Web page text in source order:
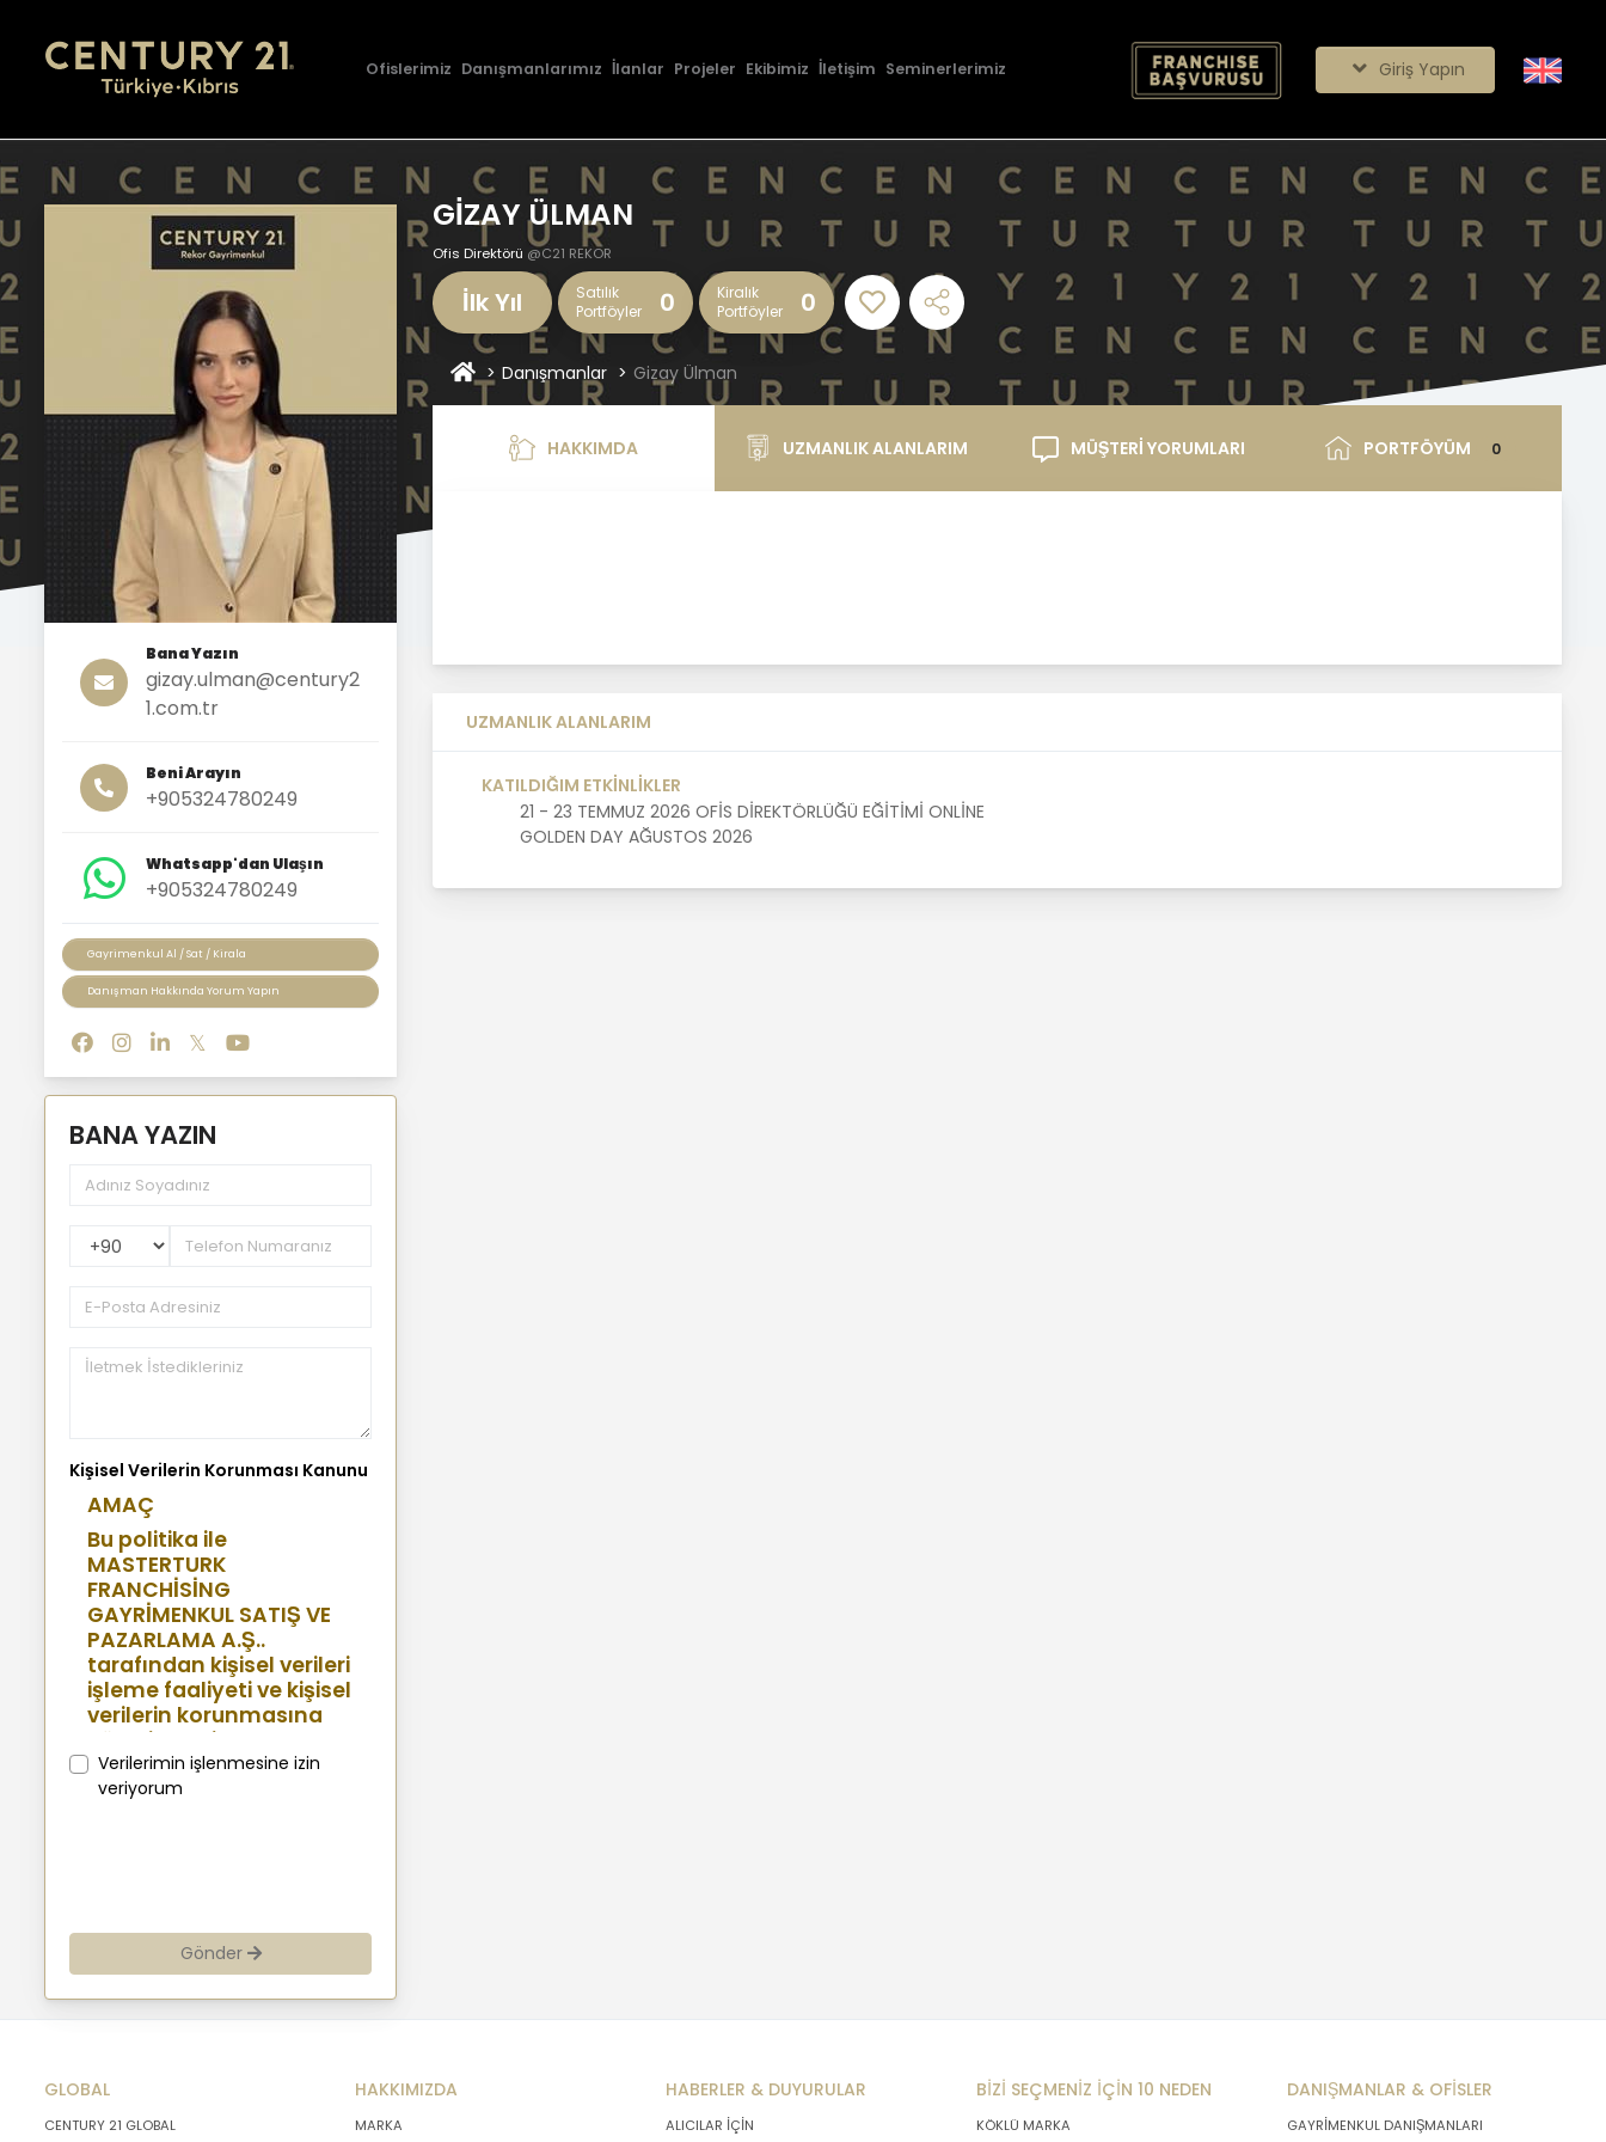
Ofislerimiz Danışmanlarımız İlanlar Projeler Ekibimiz İletişim Seminerlerimiz Giriş Yapın
GİZAY ÜLMAN
Ofis Direktörü @C21 REKOR
İlk Yıl
Satılık
Portföyler
0
Kiralık
Portföyler
0
Danışmanlar Gizay Ülman
Bana Yazın
gizay.ulman@century2
1.com.tr
Beni Arayın
+905324780249
Whatsapp'dan Ulaşın
+905324780249
Gayrimenkul Al / Sat / Kirala
Danışman Hakkında Yorum Yapın
BANA YAZIN
PhoneNumberCountryPhoneCode
Kişisel Verilerin Korunması Kanunu
AMAÇ
Bu politika ile
MASTERTURK
FRANCHİSİNG
GAYRİMENKUL SATIŞ VE
PAZARLAMA A.Ş..
tarafından kişisel verileri
işleme faaliyeti ve kişisel
verilerin korunmasına
yönelik benimsenen
sistemler konusunda
açıklamalarda
müşterilerimiz, şirket
hissedarlarımız,
ziyaretçilerimiz ve
üçüncü kişiler başta
işlenen kişilerin
bilgilendirilerek
Verilerimin işlenmesine izin
veriyorum
Gönder
HAKKIMDA UZMANLIK ALANLARIM MÜŞTERİ YORUMLARI PORTFÖYÜM 0
UZMANLIK ALANLARIM
KATILDIĞIM ETKİNLİKLER
21 - 23 TEMMUZ 2026 OFİS DİREKTÖRLÜĞÜ EĞİTİMİ ONLİNE
GOLDEN DAY AĞUSTOS 2026
GLOBAL
CENTURY 21 GLOBAL
HAKKIMIZDA
MARKA
HABERLER & DUYURULAR
ALICILAR İÇİN
BİZİ SEÇMENİZ İÇİN 10 NEDEN
KÖKLÜ MARKA
DANIŞMANLAR & OFİSLER
GAYRİMENKUL DANIŞMANLARI